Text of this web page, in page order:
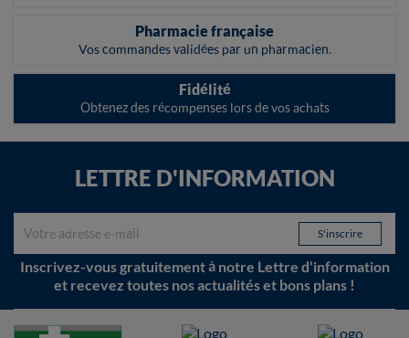
Pharmacie française
Vos commandes validées par un pharmacien.
Fidélité
Obtenez des récompenses lors de vos achats
LETTRE D'INFORMATION
Inscrivez-vous gratuitement à notre Lettre d'information
et recevez toutes nos actualités et bons plans !